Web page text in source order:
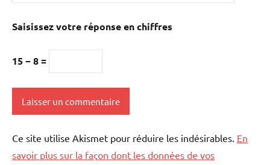
Saisissez votre réponse en chiffres
15 − 8 =
Ce site utilise Akismet pour réduire les indésirables. En
savoir plus sur la façon dont les données de vos